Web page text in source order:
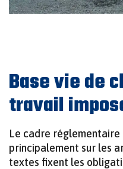
Base vie de
travail
Le cadre réglementaire
principalement sur les
textes fixent les